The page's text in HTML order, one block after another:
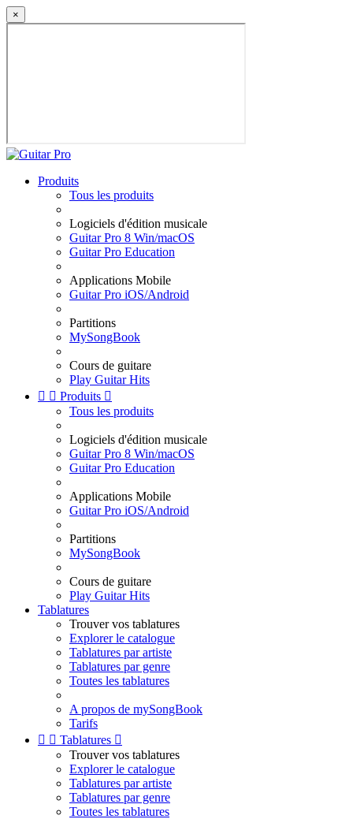
×
Produits
Tous les produits
Logiciels d'édition musicale
Guitar Pro 8 Win/macOS
Guitar Pro Education
Applications Mobile
Guitar Pro iOS/Android
Partitions
MySongBook
Cours de guitare
Play Guitar Hits
  Produits 
Tous les produits
Logiciels d'édition musicale
Guitar Pro 8 Win/macOS
Guitar Pro Education
Applications Mobile
Guitar Pro iOS/Android
Partitions
MySongBook
Cours de guitare
Play Guitar Hits
Tablatures
Trouver vos tablatures
Explorer le catalogue
Tablatures par artiste
Tablatures par genre
Toutes les tablatures
A propos de mySongBook
Tarifs
  Tablatures 
Trouver vos tablatures
Explorer le catalogue
Tablatures par artiste
Tablatures par genre
Toutes les tablatures